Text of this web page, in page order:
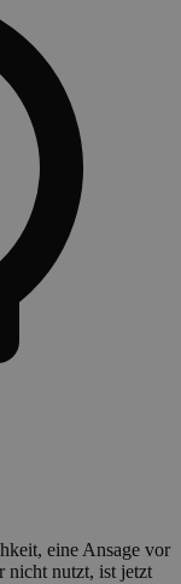
eine Ansage vor
nicht nutzt, ist jetzt